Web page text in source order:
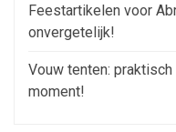
Feestartikelen voor
onvergetelijk!
Vouw tenten:
moment!